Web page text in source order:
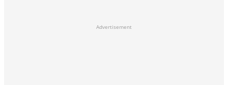
Advertisement